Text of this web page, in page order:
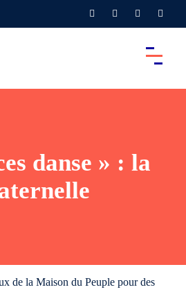
danse » : la
de la Maison du Peuple pour des